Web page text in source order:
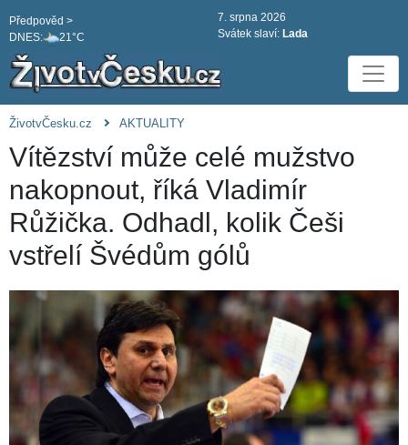
DNES: 21°C
Předpověd >
7. srpna 2026
Svátek slaví: Lada
ŽivotvČesku.cz AKTUALITY
Vítězství může celé mužstvo
nakopnout, říká Vladimír
Růžička. Odhadl, kolik Češi
vstřelí Švédům gólů